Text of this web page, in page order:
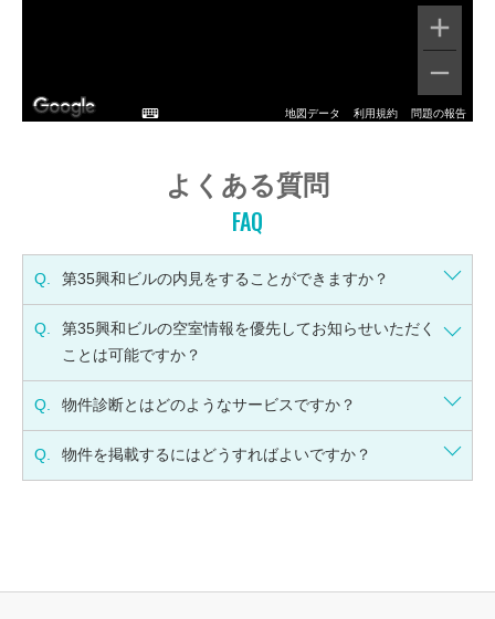
地図データ 利用規約 問題の報告
よくある質問
FAQ
Q. 第35興和ビルの内見をすることができますか？
Q.
第35興和ビルの空室情報を優先してお知らせいただく
ことは可能ですか？
Q. 物件診断とはどのようなサービスですか？
Q. 物件を掲載するにはどうすればよいですか？